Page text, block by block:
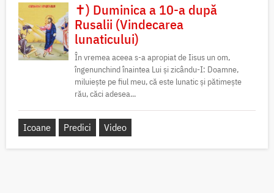
✝) Duminica a 10-a după
Rusalii (Vindecarea
lunaticului)
În vremea aceea s-a apropiat de Iisus un om,
îngenunchind înaintea Lui și zicându-I: Doamne,
miluiește pe fiul meu, că este lunatic și pătimește
rău, căci adesea...
Icoane Predici Video